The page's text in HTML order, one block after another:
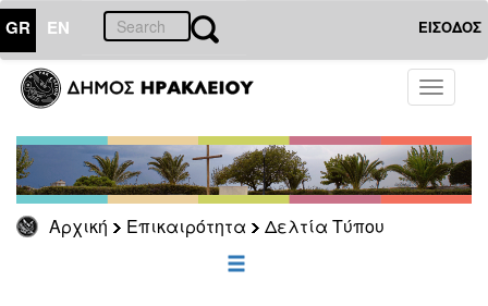
GR EN ΕΙΣΟΔΟΣ
Toggle
Αρχική Επικαιρότητα Δελτία Τύπου
ΕΠΙΚΑΙΡΟΤΗΤΑ
Τύπου
Αρχείο